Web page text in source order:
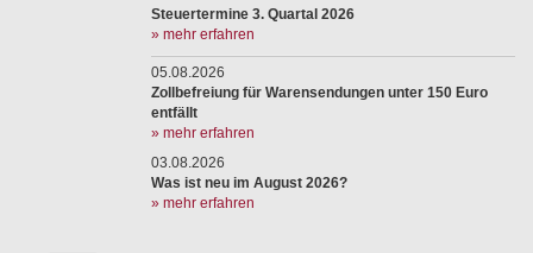
Steuertermine 3. Quartal 2026
» mehr erfahren
05.08.2026
Zollbefreiung für Warensendungen unter 150 Euro
entfällt
» mehr erfahren
03.08.2026
Was ist neu im August 2026?
» mehr erfahren